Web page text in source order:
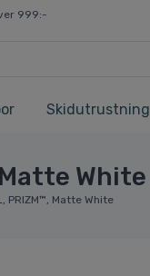
999:-
Skidutrustning
White
PRIZM™, Matte White